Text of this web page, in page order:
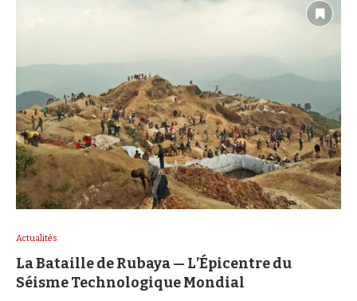
Actualités
La Bataille de Rubaya — L’Épicentre du
Séisme Technologique Mondial